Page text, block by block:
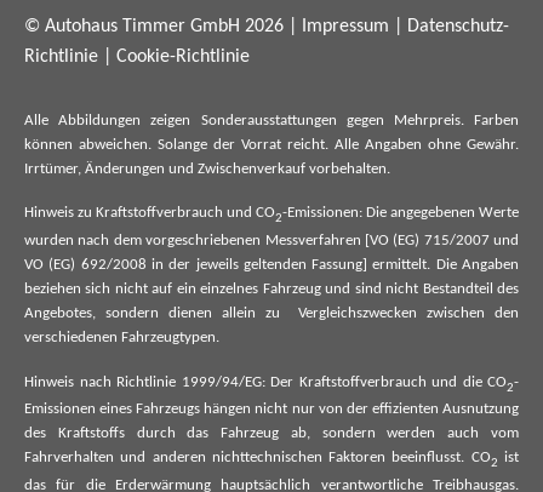
© Autohaus Timmer GmbH 2026 | Impressum
Datenschutz-
Richtlinie
Cookie-Richtlinie
Alle Abbildungen zeigen Sonderausstattungen gegen Mehrpreis. Farben
können abweichen. Solange der Vorrat reicht. Alle Angaben ohne Gewähr.
Irrtümer, Änderungen und Zwischenverkauf vorbehalten.
Hinweis zu Kraftstoffverbrauch und CO2-Emissionen: Die angegebenen Werte
wurden nach dem vorgeschriebenen Messverfahren [VO (EG) 715/2007 und
VO (EG) 692/2008 in der jeweils geltenden Fassung] ermittelt. Die Angaben
beziehen sich nicht auf ein einzelnes Fahrzeug und sind nicht Bestandteil des
Angebotes, sondern dienen allein zu Vergleichszwecken zwischen den
verschiedenen Fahrzeugtypen.
Hinweis nach Richtlinie 1999/94/EG: Der Kraftstoffverbrauch und die CO2-
Emissionen eines Fahrzeugs hängen nicht nur von der effizienten Ausnutzung
des Kraftstoffs durch das Fahrzeug ab, sondern werden auch vom
Fahrverhalten und anderen nichttechnischen Faktoren beeinflusst. CO2
ist
das für die Erderwärmung hauptsächlich verantwortliche Treibhausgas.